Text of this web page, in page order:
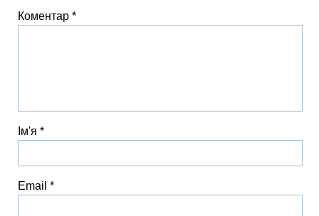
Коментар *
Ім'я *
Email *